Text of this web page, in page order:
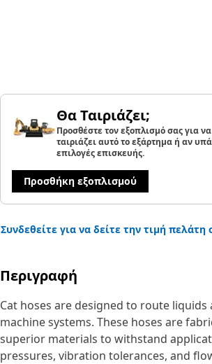
Θα Ταιριάζει;
Προσθέστε τον εξοπλισμό σας για
ταιριάζει αυτό το εξάρτημα ή αν
επιλογές επισκευής.
Προσθήκη εξοπλισμού
Συνδεθείτε για να δείτε την τιμή πελάτη
Περιγραφή
Cat hoses are designed to route
machine systems. These hoses are
superior materials to withstand
pressures, vibration tolerances, and